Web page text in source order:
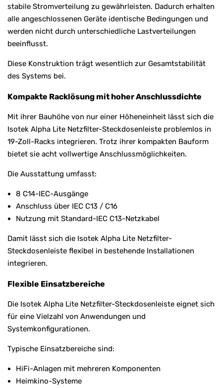
stabile Stromverteilung zu gewährleisten. Dadurch erhalten
alle angeschlossenen Geräte identische Bedingungen und
werden nicht durch unterschiedliche Lastverteilungen
beeinflusst.
Diese Konstruktion trägt wesentlich zur Gesamtstabilität
des Systems bei.
Kompakte Racklösung mit hoher Anschlussdichte
Mit ihrer Bauhöhe von nur einer Höheneinheit lässt sich die
Isotek Alpha Lite Netzfilter-Steckdosenleiste problemlos in
19-Zoll-Racks integrieren. Trotz ihrer kompakten Bauform
bietet sie acht vollwertige Anschlussmöglichkeiten.
Die Ausstattung umfasst:
8 C14-IEC-Ausgänge
Anschluss über IEC C13 / C16
Nutzung mit Standard-IEC C13-Netzkabel
Damit lässt sich die Isotek Alpha Lite Netzfilter-
Steckdosenleiste flexibel in bestehende Installationen
integrieren.
Flexible Einsatzbereiche
Die Isotek Alpha Lite Netzfilter-Steckdosenleiste eignet sich
für eine Vielzahl von Anwendungen und
Systemkonfigurationen.
Typische Einsatzbereiche sind:
HiFi-Anlagen mit mehreren Komponenten
Heimkino-Systeme